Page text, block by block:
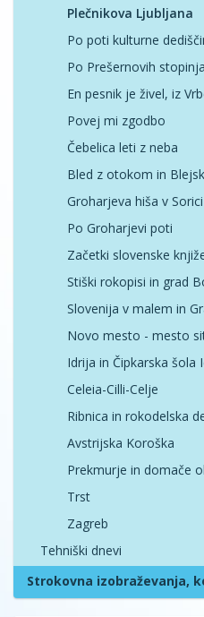
Plečnikova Ljubljana
Po poti kulturne
Po Prešernovih
En pesnik je živel, iz
Povej mi zgodbo
Čebelica leti z neba
Bled z otokom in
Groharjeva hiša v Sorici
Po Groharjevi poti
Začetki slovenske
Stiški rokopisi in grad
Slovenija v malem in
Novo mesto - mesto
Idrija in Čipkarska šola
Celeia-Cilli-Celje
Ribnica in rokodelska
Avstrijska Koroška
Prekmurje in domače
Trst
Zagreb
Tehniški dnevi
Strokovna izobraževanja,